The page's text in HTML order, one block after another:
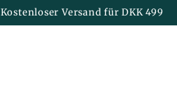
Versand für DKK 499
Korb